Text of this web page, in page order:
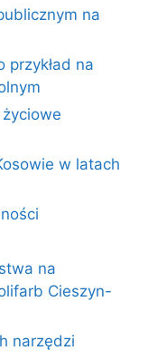
na
przykład na
w latach
na
Cieszyn-
narzędzi